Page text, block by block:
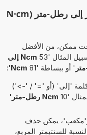
الآلة الحاسبة: تحويل نيوتن-سنتيمتر إلى رطل-متر (N·cm
ممكن، من الأفضل
المثال '53
Ncm إلى
' أو ببساطة '81 Ncm
':
'إلى' (أو '=' / '->')
'10
Ncm رطل-متر
'
و'مكعب'، يمكن حذف
بالنسبة لـ '^2' و'^3'. بالنسبة للسنتيمتر المربع،